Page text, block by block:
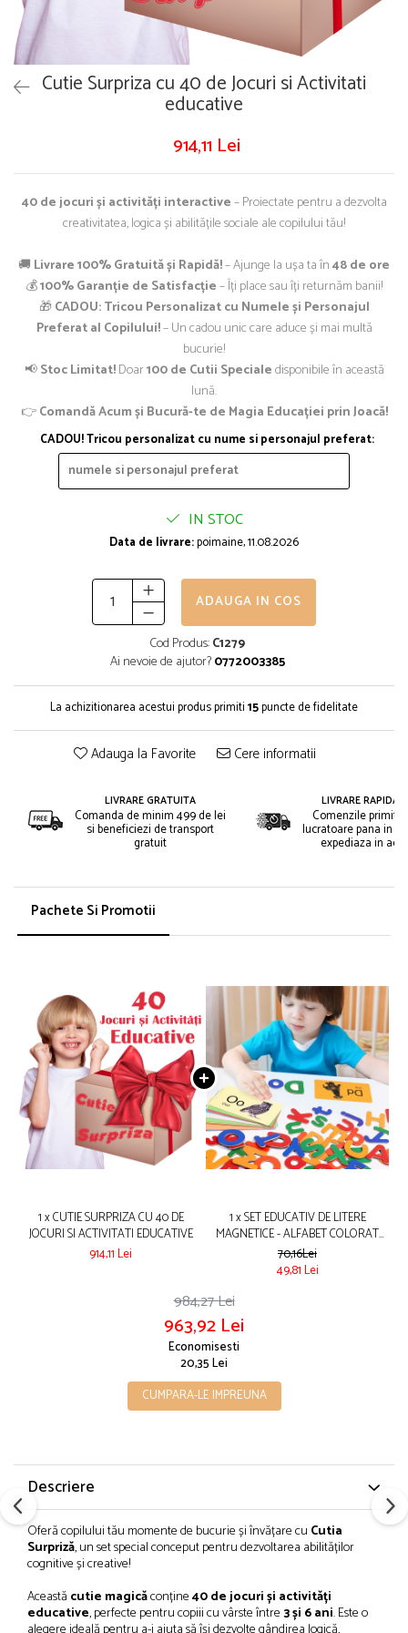
Puzzle
Tablite, Litere si Cifre
Jucarii exterior
Cutie Surpriza cu 40 de Jocuri si Activitati
educative
914,11 Lei
40 de jocuri și activități interactive– Proiectate pentru a dezvolta
creativitatea, logica și abilitățile sociale ale copilului tău!
🚚 Livrare 100% Gratuită și Rapidă!– Ajunge la ușa ta în48 de ore
💰100% Garanție de Satisfacție– Îți place sau îți returnăm banii!
🎁 CADOU: Tricou Personalizat cu Numele și Personajul
Preferat al Copilului!– Un cadou unic care aduce și mai multă
bucurie!
📢Stoc Limitat!Doar100 de Cutii Specialedisponibile în această
lună.
👉Comandă Acum și Bucură-te de Magia Educației prin Joacă!
CADOU! Tricou personalizat cu nume si personajul preferat:
IN STOC
Data de livrare:poimaine, 11.08.2026
ADAUGA IN COS
Cod Produs:C1279
Ai nevoie de ajutor?0772003385
La achizitionarea acestui produs primiti15puncte de fidelitate
Adauga la Favorite Cere informatii
LIVRARE GRATUITA
Comanda de minim 499 de lei
si beneficiezi de transport
gratuit
LIVRARE RAPIDA
Comenzile primite
lucratoare pana in
expediaza in
Pachete Si Promotii
1 x CUTIE SURPRIZA CU 40 DE
JOCURI SI ACTIVITATI EDUCATIVE
914,11 Lei
1 x SET EDUCATIV DE LITERE
MAGNETICE - ALFABET COLORAT
PENTRU COPII
70,16Lei
49,81 Lei
984,27 Lei
963,92 Lei
Economisesti
20,35 Lei
CUMPARA-LE IMPREUNA
Descriere
Oferă copilului tău momente de bucurie și învățare cu Cutia
Surpriză, un set special conceput pentru dezvoltarea abilităților
cognitive și creative!
Această cutie magicăconține40 de jocuri și activități
educative, perfecte pentru copiii cu vârste între3 și 6 ani. Este o